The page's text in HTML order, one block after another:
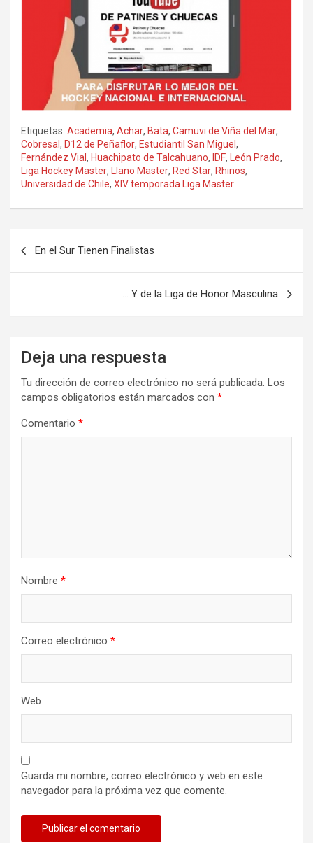
Etiquetas: Academia, Achar, Bata, Camuvi de Viña del Mar,
Cobresal, D12 de Peñaflor, Estudiantil San Miguel ,
Fernández Vial, Huachipato de Talcahuano, IDF, León Prado,
Liga Hockey Master, Llano Master, Red Star, Rhinos,
Universidad de Chile, XIV temporada Liga Master
En el Sur Tienen Finalistas
… Y de la Liga de Honor Masculina
Deja una respuesta
Tu dirección de correo electrónico no será publicada. Los
campos obligatorios están marcados con *
Comentario *
Nombre *
Correo electrónico *
Web
Guarda mi nombre, correo electrónico y web en este
navegador para la próxima vez que comente.